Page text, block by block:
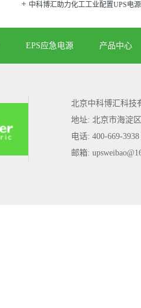
中科博汇助力化工工业配置UPS电
EPS应急电源 产品中心
北京中科博汇科技
地址: 北京市海淀
电话: 400-669-3938
邮箱: